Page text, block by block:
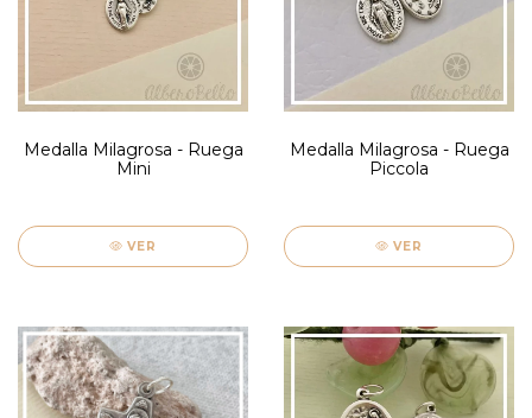
Medalla Milagrosa - Ruega
Mini
VER
Medalla Milagrosa - Ruega
Piccola
VER